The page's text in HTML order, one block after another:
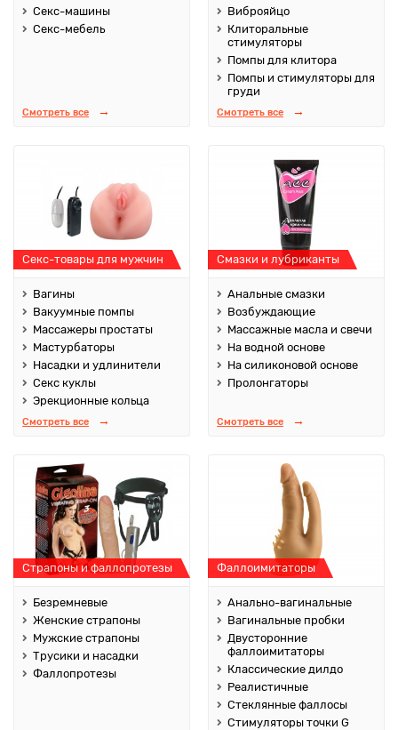
Секс-машины
Секс-мебель
Смотреть все
Виброяйцо
Клиторальные
стимуляторы
Помпы для клитора
Помпы и стимуляторы для
груди
Смотреть все
Секс-товары для мужчин
Вагины
Вакуумные помпы
Массажеры простаты
Мастурбаторы
Насадки и удлинители
Секс куклы
Эрекционные кольца
Смотреть все
Смазки и лубриканты
Анальные смазки
Возбуждающие
Массажные масла и свечи
На водной основе
На силиконовой основе
Пролонгаторы
Смотреть все
Страпоны и фаллопротезы
Безремневые
Женские страпоны
Мужские страпоны
Трусики и насадки
Фаллопротезы
Фаллоимитаторы
Анально-вагинальные
Вагинальные пробки
Двусторонние
фаллоимитаторы
Классические дилдо
Реалистичные
Стеклянные фаллосы
Стимуляторы точки G